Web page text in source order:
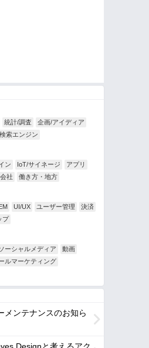
統計/調査
企画/アイディア
検索エンジン
ン IoT/サイネージ
アプリ
社 働き方・地方
UI/UX ユーザー管理
決済
プ
ーシャルメディア
動画
ルマーケティング
メンテナンスのお知ら